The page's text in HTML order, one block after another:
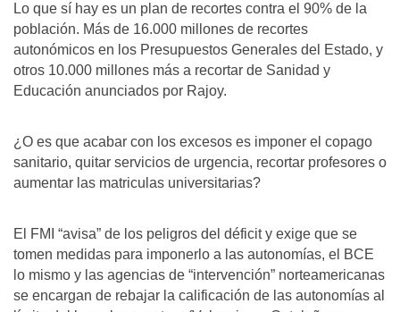
Lo que sí hay es un plan de recortes contra el 90% de la
población. Más de 16.000 millones de recortes
autonómicos en los Presupuestos Generales del Estado, y
otros 10.000 millones más a recortar de Sanidad y
Educación anunciados por Rajoy.
¿O es que acabar con los excesos es imponer el copago
sanitario, quitar servicios de urgencia, recortar profesores o
aumentar las matriculas universitarias?
El FMI “avisa” de los peligros del déficit y exige que se
tomen medidas para imponerlo a las autonomías, el BCE
lo mismo y las agencias de “intervención” norteamericanas
se encargan de rebajar la calificación de las autonomías al